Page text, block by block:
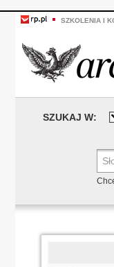
SZKOLENIA I
SZUKAJ W: